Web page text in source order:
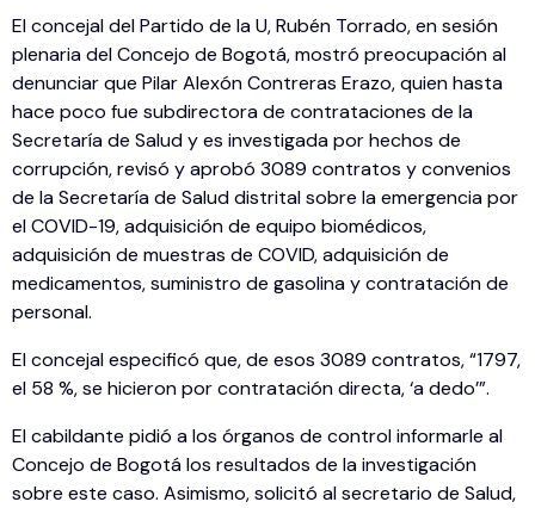
El concejal del Partido de la U, Rubén Torrado, en sesión
plenaria del Concejo de Bogotá, mostró preocupación al
denunciar que Pilar Alexón Contreras Erazo, quien hasta
hace poco fue subdirectora de contrataciones de la
Secretaría de Salud y es investigada por hechos de
corrupción, revisó y aprobó 3089 contratos y convenios
de la Secretaría de Salud distrital sobre la emergencia por
el COVID-19, adquisición de equipo biomédicos,
adquisición de muestras de COVID, adquisición de
medicamentos, suministro de gasolina y contratación de
personal.
El concejal especificó que, de esos 3089 contratos, “1797,
el 58 %, se hicieron por contratación directa, ‘a dedo’”.
El cabildante pidió a los órganos de control informarle al
Concejo de Bogotá los resultados de la investigación
sobre este caso. Asimismo, solicitó al secretario de Salud,